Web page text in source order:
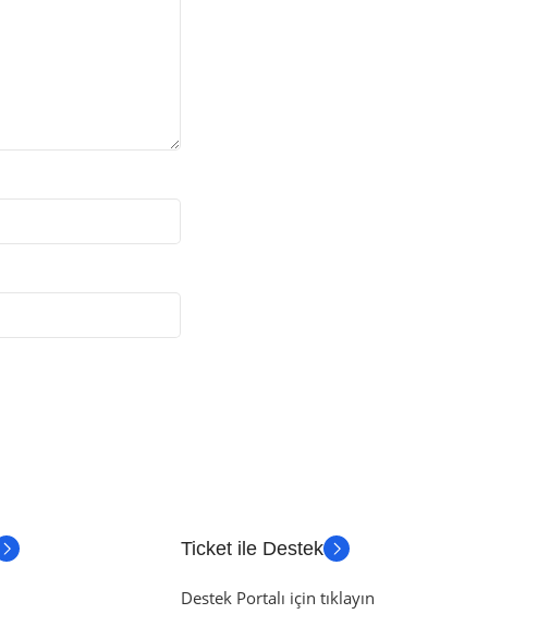
Ticket ile Destek
Destek Portalı için tıklayın